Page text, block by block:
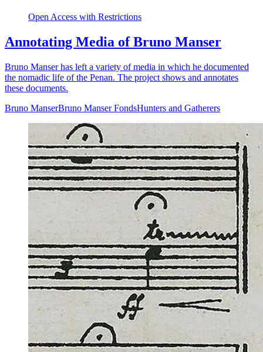
Open Access with Restrictions
Annotating Media of Bruno Manser
Bruno Manser has left a variety of media in which he documented
the nomadic life of the Penan. The project shows and annotates
these documents.
Bruno ManserBruno Manser FondsHunters and Gatherers